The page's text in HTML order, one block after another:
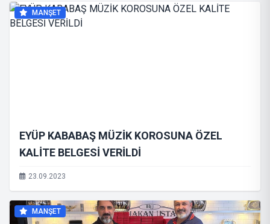
MANŞET
EYÜP KABABAŞ MÜZİK KOROSUNA ÖZEL
KALİTE BELGESİ VERİLDİ
23.09.2023
MANŞET